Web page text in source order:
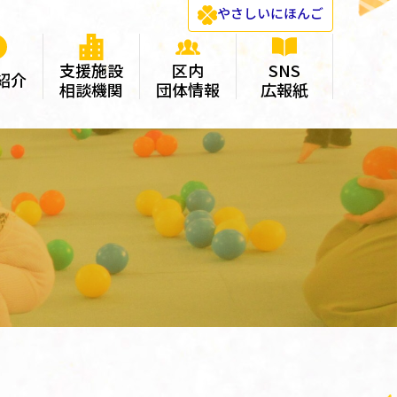
やさしいにほんご
介
支援施設
相談機関
区内
団体情報
SNS
広報紙